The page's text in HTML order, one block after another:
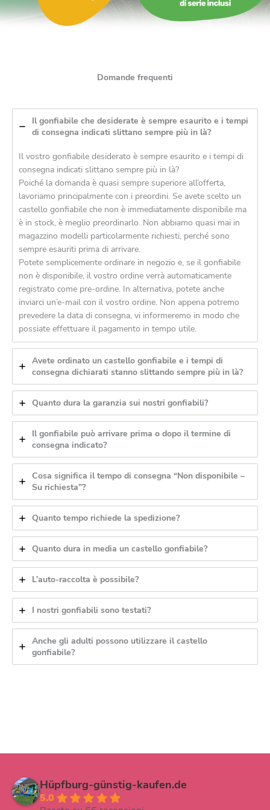
Domande frequenti
Il gonfiabile che desiderate è sempre esaurito e i tempi
di consegna indicati slittano sempre più in là?
Il vostro gonfiabile desiderato è sempre esaurito e i tempi di
consegna indicati slittano sempre più in là?
Poiché la domanda è quasi sempre superiore all’offerta,
lavoriamo principalmente con i preordini. Se avete scelto un
castello gonfiabile che non è immediatamente disponibile ma
è in stock, è meglio preordinarlo. Non abbiamo quasi mai in
magazzino modelli particolarmente richiesti, perché sono
sempre esauriti prima di arrivare.
Potete semplicemente ordinare in negozio e, se il gonfiabile
non è disponibile, il vostro ordine verrà automaticamente
registrato come pre-ordine. In alternativa, potete anche
inviarci un’e-mail con il vostro ordine. Non appena potremo
prevedere la data di consegna, vi informeremo in modo che
possiate effettuare il pagamento in tempo utile.
Avete ordinato un castello gonfiabile e i tempi di
consegna dichiarati stanno slittando sempre più in là?
Quanto dura la garanzia sui nostri gonfiabili?
Il gonfiabile può arrivare prima o dopo il termine di
consegna indicato?
Cosa significa il tempo di consegna “Non disponibile –
Su richiesta”?
Quanto tempo richiede la spedizione?
Quanto dura in media un castello gonfiabile?
L’auto-raccolta è possibile?
I nostri gonfiabili sono testati?
Anche gli adulti possono utilizzare il castello
gonfiabile?
Hüpfburg-günstig-kaufen.de
5.0